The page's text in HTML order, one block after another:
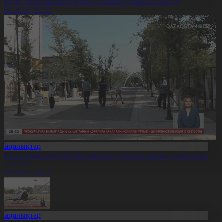
20:22
облысында 22 мыңнан аса тұрғын тазалық жұмысына
20:20